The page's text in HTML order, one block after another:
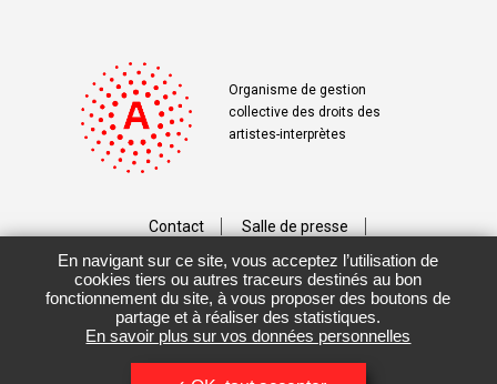
Organisme de gestion
collective des droits des
artistes-interprètes
Contact Salle de presse
Téléchargements Crédits
Vos données personnelles
Mentions légales / CGU
En navigant sur ce site, vous acceptez l’utilisation de
cookies tiers ou autres traceurs destinés au bon
fonctionnement du site, à vous proposer des boutons de
partage et à réaliser des statistiques.
En savoir plus sur vos données personnelles